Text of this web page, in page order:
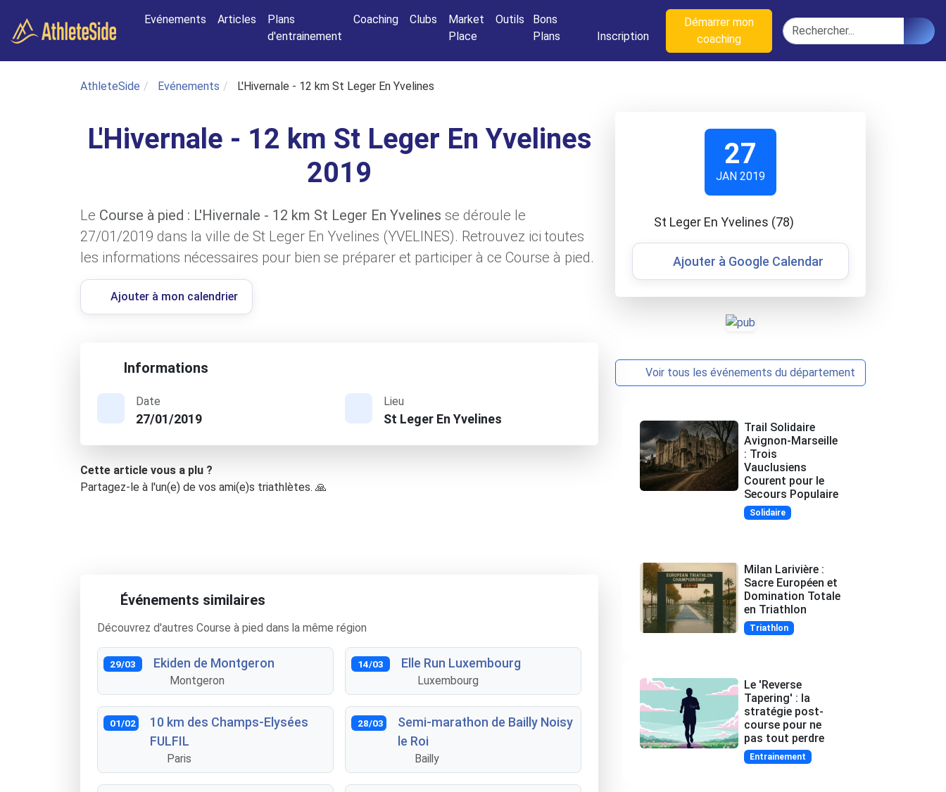
Evénements
Articles
Plans
d'entrainement
Coaching Clubs
Market
Place
Outils
Bons
Plans
Inscription
Démarrer mon
coaching
Rechercher
AthleteSide Evénements L'Hivernale - 12 km St Leger En Yvelines
L'Hivernale - 12 km St Leger En Yvelines
2019
Le Course à pied : L'Hivernale - 12 km St Leger En Yvelines se déroule le
27/01/2019 dans la ville de St Leger En Yvelines (YVELINES). Retrouvez ici toutes
les informations nécessaires pour bien se préparer et participer à ce Course à pied.
Ajouter à mon calendrier
Informations
Date
27/01/2019
Lieu
St Leger En Yvelines
Cette article vous a plu ?
Partagez-le à l'un(e) de vos ami(e)s triathlètes. 🙏
Événements similaires
Découvrez d'autres Course à pied dans la même région
29/03 Ekiden de Montgeron
Montgeron
14/03 Elle Run Luxembourg
Luxembourg
01/02
10 km des Champs-Elysées
FULFIL
Paris
28/03
Semi-marathon de Bailly Noisy
le Roi
Bailly
27
JAN 2019
St Leger En Yvelines (78)
Ajouter à Google Calendar
Voir tous les événements du département
Trail Solidaire
Avignon-Marseille
: Trois
Vauclusiens
Courent pour le
Secours Populaire
Solidaire
Milan Larivière :
Sacre Européen et
Domination Totale
en Triathlon
Triathlon
Le 'Reverse
Tapering' : la
stratégie post-
course pour ne
pas tout perdre
Entrainement